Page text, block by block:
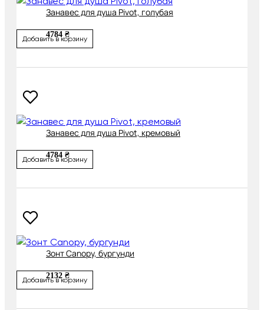
Занавес для душа Pivot, голубая
4784 ₴
Добавить в корзину
Занавес для душа Pivot, кремовый
4784 ₴
Добавить в корзину
Зонт Canopy, бургунди
2132 ₴
Добавить в корзину